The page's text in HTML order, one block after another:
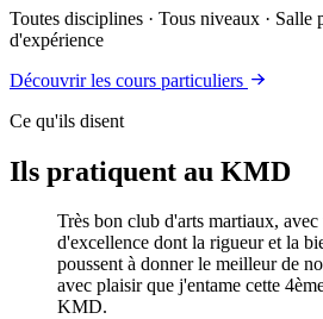
Toutes disciplines · Tous niveaux · Salle
d'expérience
Découvrir les cours particuliers
Ce qu'ils disent
Ils pratiquent au KMD
Très bon club d'arts martiaux,
d'excellence dont la rigueur et la
poussent à donner le meilleur de
avec plaisir que j'entame cette
KMD.